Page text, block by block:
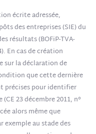
écrite adressée,
des entreprises (SIE) du
résultats (BOFiP-TVA-
En cas de création
sur la déclaration de
que cette dernière
précises pour identifier
23 décembre 2011, n°
alors même que
exemple au stade des